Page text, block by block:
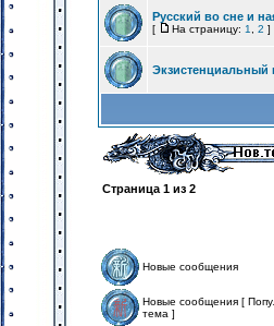
Русский во сне и
[ На страницу: 1 2 ]
Экзистенциальный
Страница 1 из 2
Новые сообщения
Новые сообщения [
тема ]